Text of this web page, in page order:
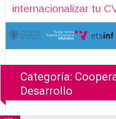
internacionalizar tu
Categoría:
Desarrollo